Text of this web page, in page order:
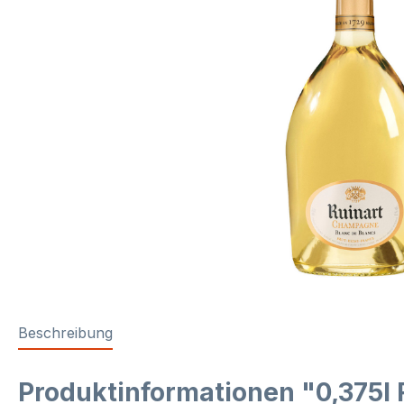
Beschreibung
Produktinformationen "0,375l